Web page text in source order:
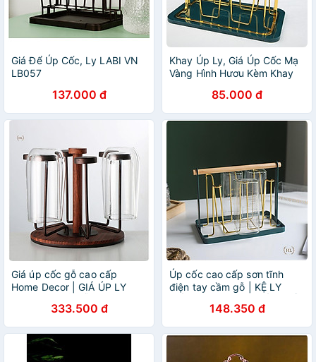
Giá Để Úp Cốc, Ly LABI VN
LB057
137.000 đ
Khay Úp Ly, Giá Úp Cốc Mạ
Vàng Hình Hươu Kèm Khay
85.000 đ
Giá úp cốc gỗ cao cấp
Home Decor | GIÁ ÚP LY
333.500 đ
Úp cốc cao cấp sơn tĩnh
điện tay cầm gỗ | KỆ LY
CAO CẤP148.350 đ